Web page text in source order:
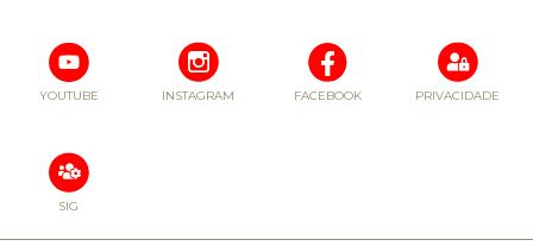
YOUTUBE INSTAGRAM FACEBOOK PRIVACIDADE
SIG